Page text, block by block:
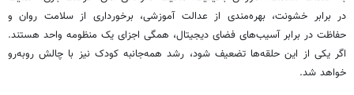
در برابر خشونت، بهره‌مندی از عدالت آموزشی، برخورداری از سلامت روان و
حفاظت در برابر آسیب‌های فضای دیجیتال، همگی اجزای یک منظومه واحد هستند.
اگر یکی از این حلقه‌ها تضعیف شود، رشد همه‌جانبه کودک نیز با چالش روبه‌رو
خواهد شد.